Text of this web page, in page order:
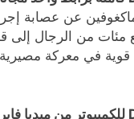
عن عصابة
من الرجال إلى
في معركة مصيرية